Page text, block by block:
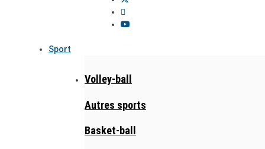
Sport
Volley-ball
Autres sports
Basket-ball